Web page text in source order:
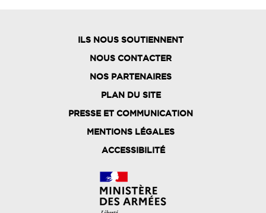
FOOTER
MENU
ILS NOUS SOUTIENNENT
NOUS CONTACTER
NOS PARTENAIRES
PLAN DU SITE
PRESSE ET COMMUNICATION
MENTIONS LÉGALES
ACCESSIBILITÉ